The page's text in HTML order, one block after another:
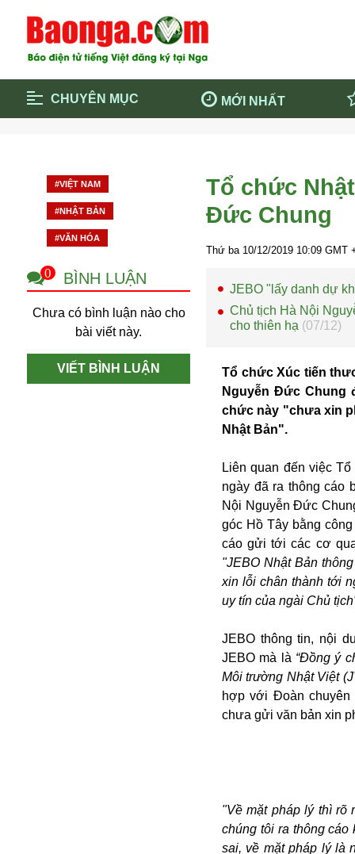
CHUYÊN MỤC MỚI NHẤT
Cộng đồng
Thông
Cuộc sống quanh ta
Khám
Quảng cáo
#VIỆT NAM
#NHẬT BẢN
#VĂN HÓA
0 BÌNH LUẬN
Chưa có bình luận nào cho
bài viết này.
VIẾT BÌNH LUẬN
Tổ chức
Đức Chung
Thứ ba 10/12/2019 10:09 GMT
JEBO "lấy danh dự
Chủ tịch Hà Nội
cho thiên hạ (07/12)
Tổ chức Xúc tiến
Nguyễn Đức Chung
chức này "chưa xin
Nhật Bản".
Liên quan đến việc
ngày đã ra thông cáo
Nội Nguyễn Đức
góc Hồ Tây bằng
cáo gửi tới các cơ
"JEBO Nhật Bản
xin lỗi chân thành tới
uy tín của ngài Chủ
JEBO thông tin, nội
JEBO mà là “Đồng ý
Môi trường Nhật Việt
hợp với Đoàn chuyên
chưa gửi văn bản xin
"Về mặt pháp lý thì rõ
chúng tôi ra thông
sai, về mặt pháp lý là